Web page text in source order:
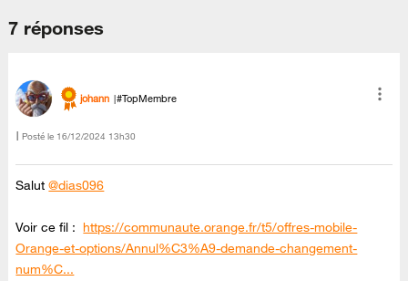
7 réponses
johann #TopMembre
Posté le ‎16/12/2024 13h30
Salut@dias096
Voir ce fil :https://communaute.orange.fr/t5/offres-mobile-
Orange-et-options/Annul%C3%A9-demande-changement-
num%C...